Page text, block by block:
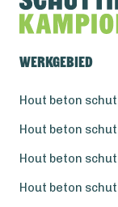
Werkgebied
Hout beton
Hout beton
Hout beton
Hout beton